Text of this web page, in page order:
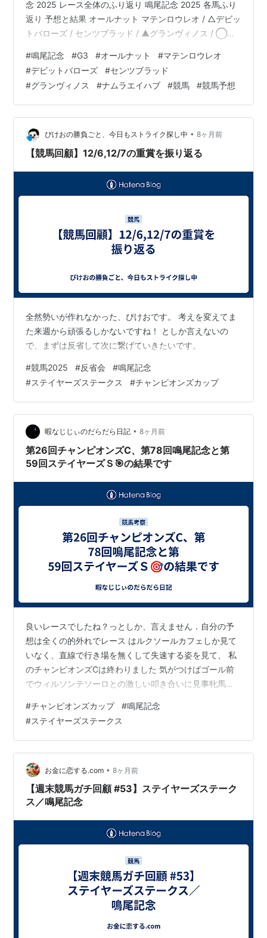
第
1991年12月
8日
阪神 芝
2500
ナイスネイチ
ャ
牡
3
松永昌博
45
回
13日
2500
ット
第
46
1993年12月
11日
阪神 芝
2500
ルーブルアク
ト
牡5 清山宏明
1994年12月
阪神 芝
スターマン
牡
第
1995年12月
阪神 芝
カネツクロス
牡
[[的場均
1996年12月
阪神 芝
マルカダイシ
ス
牡
熊沢重文
50
15日
2000
ェロー
4
第51
1998年6月
21日
阪神 芝
2000
サンライズフ
ラッグ
牡
4
安田康彦
52
回
1999年6月
20日
阪神 芝
2000
スエヒロコマ
ンダー
53
回
月10日
2000
ヴァ
3
第
54
2001年12
月9日
阪神 芝
2000
メイショウオ
ウドウ
牡6 飯田祐史
55
月8日
阪神 芝
2000
イブキガバメ
ント
2003年12
阪神 芝
2000
ウインブレイ
ズ
牡6
回
阪神 芝
サクラセンチ
58
2005年12
月11日
阪神 芝
2000
メジロマント
ル
牡8 吉田豊
第
59
2006年12
月9日
阪神 芝
1800
サクラメガワ
ンダー
牡
3
オリビエ・
ペリエ
回
2007年12
月8日
阪神 芝
1800
回
月6日
1800
ンダー
62
2009年12
月5日
阪神 芝
アクシオン 牡6 藤田伸二
63
阪神 芝
ルーラーシッ
2011年12月
阪神 芝
1800
レッドデイヴ
ィス
セ
ン
念 2025 レース全体のふり返り 鳴尾記念 2025 各馬ふり
返り 予想と結果 オールナット マテンロウレオ / △デビッ
トバローズ / センツブラッド / ▲グランヴィノス / ◯ナ
ース結果 着順 馬名 タイム 上3F 1 デビットバローズ
1:43.7 33.9 2 センツブラッド 1:44.0 34.1 3 マテンロウ
レオ 1:44.0 33.9 4 グランヴィノス 1:44.1 34.1 …
#鳴尾記念 #G3 #オールナット #マテンロウレオ
#デビットバローズ #センツブラッド
#グランヴィノス #ナムラエイハブ #競馬 #競馬予想
ぴけおの勝負ごと、今日もストライク探し中 • 8ヶ月前
【競馬回顧】12/6,12/7の重賞を振り返る
全然勢いが作れなかった、ぴけおです。 考えを変えてま
た来週から頑張るしかないですね！ としか言えないの
で、まずは反省して次に繋げていきたいです。
#競馬2025 #反省会 #鳴尾記念
#ステイヤーズステークス #チャンピオンズカップ
暇なじじぃのだらだら日記 • 8ヶ月前
第26回チャンピオンズC、第78回鳴尾記念と第
59回ステイヤーズＳ🎯の結果です
良いレースでしたね？っとしか、言えません．自分の予
想は全くの的外れでレース はルクソールカフェしか見て
いなく、直線で行き場を無くして失速する姿を見て、 私
のチャンピオンズCは終わりました 気がつけばゴール前
でウィルソンテソーロとの激しい叩き合いに見事牝馬が
ート適正が凄いですね！ では、結果です ～～～～～～～
～～～～～～～～～～～～～～～～～～～～～～～～～
～～～～ ⭐ 12/7（日） チャンピオンズカップ(ＧⅠ) 中京
競馬場 D1,800m １６頭 【結果】 優勝 ２ダブルハートボ
ンド ２着 ８ウィルソンテソーロ ３着 ７ラムジェット
【結…
#チャンピオンズカップ #鳴尾記念
#ステイヤーズステークス
お金に恋する.com • 8ヶ月前
【週末競馬ガチ回顧 #53】ステイヤーズステーク
ス／鳴尾記念